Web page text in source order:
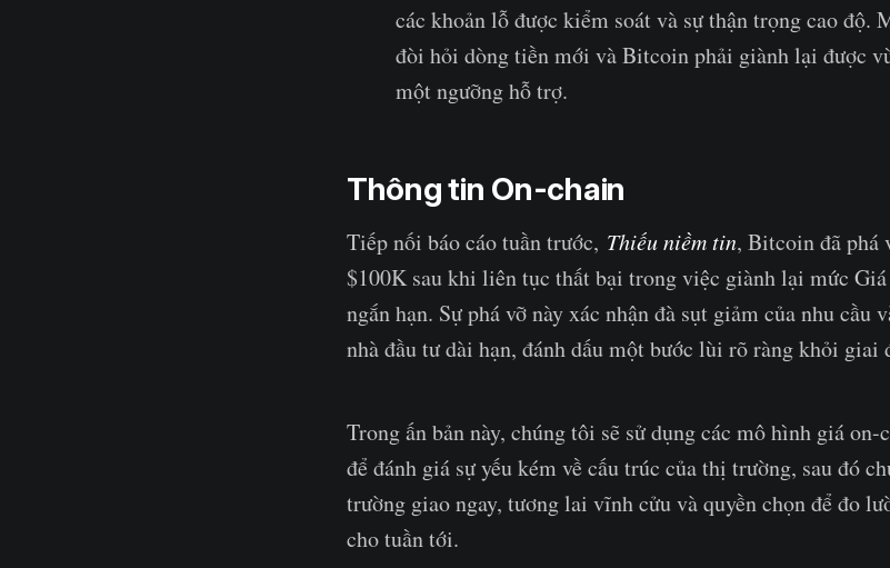
các khoản lỗ được kiểm soát và sự thận trọng cao độ.
đòi hỏi dòng tiền mới và Bitcoin phải giành lại được
một ngưỡng hỗ trợ.
Thông tin On-chain
Tiếp nối báo cáo tuần trước, Thiếu niềm tin, Bitcoin đã phá
$100K sau khi liên tục thất bại trong việc giành lại mức
ngắn hạn. Sự phá vỡ này xác nhận đà sụt giảm của nhu cầu
nhà đầu tư dài hạn, đánh dấu một bước lùi rõ ràng khỏi giai
Trong ấn bản này, chúng tôi sẽ sử dụng các mô hình giá
để đánh giá sự yếu kém về cấu trúc của thị trường, sau đó
trường giao ngay, tương lai vĩnh cửu và quyền chọn để đo
cho tuần tới.